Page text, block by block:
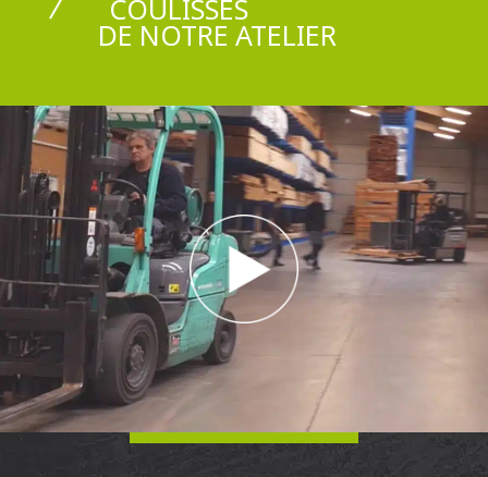
COULISSES
DE NOTRE ATELIER